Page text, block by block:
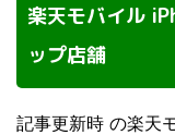
楽天モバイル
ップ店舗
記事更新時 の楽天